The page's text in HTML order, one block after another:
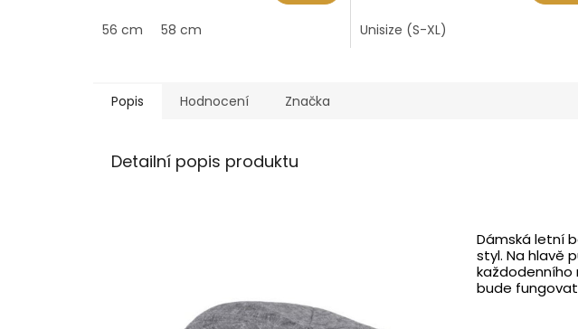
56 cm 58 cm Unisize (S-XL)
Popis Hodnocení Značka
Detailní popis produktu
Dámská letní
styl. Na hlavě
každodenního
bude